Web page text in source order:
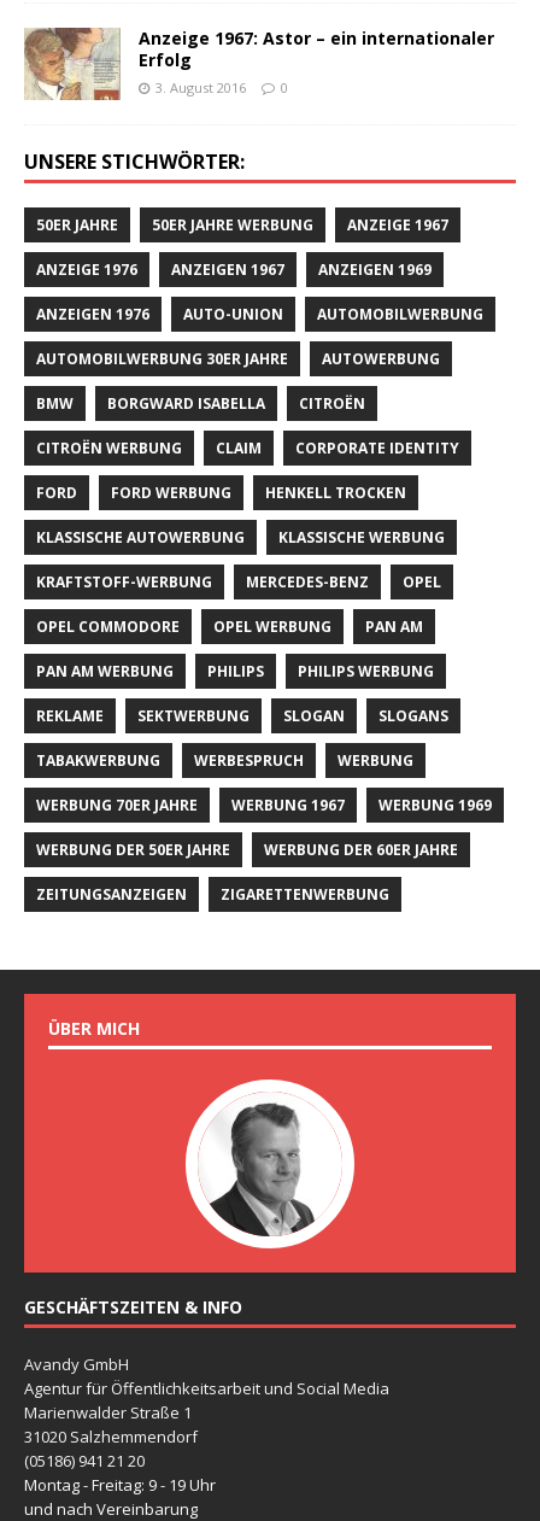
Anzeige 1967: Astor – ein internationaler
Erfolg
3. August 2016 0
UNSERE STICHWÖRTER:
50ER JAHRE 50ER JAHRE WERBUNG ANZEIGE 1967
ANZEIGE 1976 ANZEIGEN 1967 ANZEIGEN 1969
ANZEIGEN 1976 AUTO-UNION AUTOMOBILWERBUNG
AUTOMOBILWERBUNG 30ER JAHRE AUTOWERBUNG
BMW BORGWARD ISABELLA CITROËN
CITROËN WERBUNG CLAIM CORPORATE IDENTITY
FORD FORD WERBUNG HENKELL TROCKEN
KLASSISCHE AUTOWERBUNG KLASSISCHE WERBUNG
KRAFTSTOFF-WERBUNG MERCEDES-BENZ OPEL
OPEL COMMODORE OPEL WERBUNG PAN AM
PAN AM WERBUNG PHILIPS PHILIPS WERBUNG
REKLAME SEKTWERBUNG SLOGAN SLOGANS
TABAKWERBUNG WERBESPRUCH WERBUNG
WERBUNG 70ER JAHRE WERBUNG 1967 WERBUNG 1969
WERBUNG DER 50ER JAHRE WERBUNG DER 60ER JAHRE
ZEITUNGSANZEIGEN ZIGARETTENWERBUNG
ÜBER MICH
GESCHÄFTSZEITEN & INFO
Avandy GmbH
Agentur für Öffentlichkeitsarbeit und Social Media
Marienwalder Straße 1
31020 Salzhemmendorf
(05186) 941 21 20
Montag - Freitag: 9 - 19 Uhr
und nach Vereinbarung